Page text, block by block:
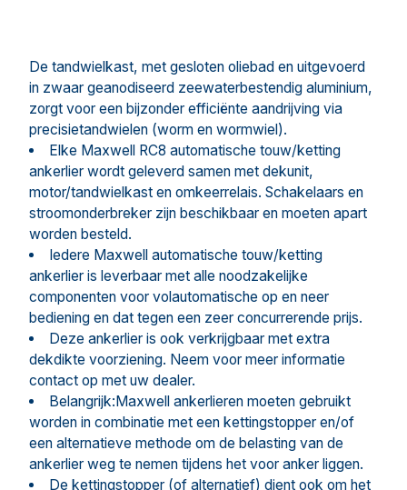
De tandwielkast, met gesloten oliebad en uitgevoerd
in zwaar geanodiseerd zeewaterbestendig aluminium,
zorgt voor een bijzonder efficiënte aandrijving via
precisietandwielen (worm en wormwiel).
Elke Maxwell RC8 automatische touw/ketting
ankerlier wordt geleverd samen met dekunit,
motor/tandwielkast en omkeerrelais. Schakelaars en
stroomonderbreker zijn beschikbaar en moeten apart
worden besteld.
Iedere Maxwell automatische touw/ketting
ankerlier is leverbaar met alle noodzakelijke
componenten voor volautomatische op en neer
bediening en dat tegen een zeer concurrerende prijs.
Deze ankerlier is ook verkrijgbaar met extra
dekdikte voorziening. Neem voor meer informatie
contact op met uw dealer.
Belangrijk:Maxwell ankerlieren moeten gebruikt
worden in combinatie met een kettingstopper en/of
een alternatieve methode om de belasting van de
ankerlier weg te nemen tijdens het voor anker liggen.
De kettingstopper (of alternatief) dient ook om het